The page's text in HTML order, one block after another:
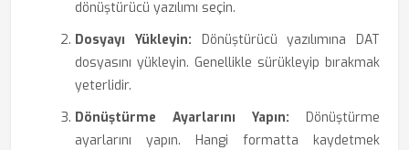
dönüştürücü yazılımı seçin.
Dosyayı Yükleyin: Dönüştürücü yazılımına DAT
dosyasını yükleyin. Genellikle sürükleyip bırakmak
yeterlidir.
Dönüştürme Ayarlarını Yapın: Dönüştürme
ayarlarını yapın. Hangi formatta kaydetmek